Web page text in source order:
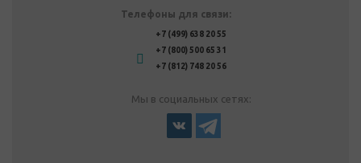
Телефоны для связи:
+7 (499) 638 20 55
+7 (800) 500 65 31
+7 (812) 748 20 56
Мы в социальных сетях: